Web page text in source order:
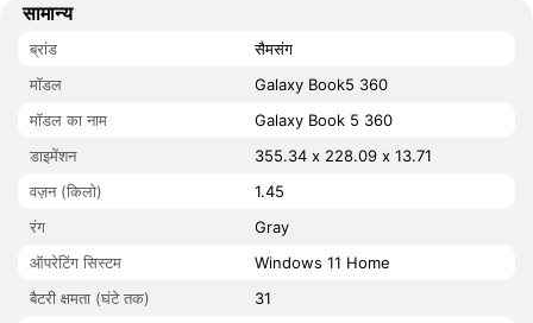
सामान्य
ब्रांड
सैमसंग
मॉडल
Galaxy Book5 360
मॉडल का नाम
Galaxy Book 5 360
डाइमेंशन
355.34 x 228.09 x 13.71
वज़न (किलो)
1.45
रंग
Gray
ऑपरेटिंग सिस्टम
Windows 11 Home
बैटरी क्षमता (घंटे तक)
31